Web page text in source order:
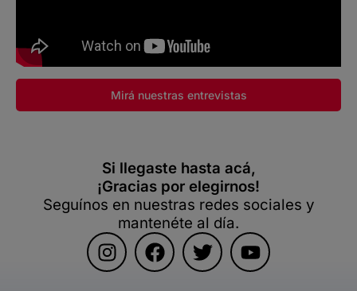
Mirá nuestras entrevistas
Si llegaste hasta acá,
¡Gracias por elegirnos!
Seguínos en nuestras redes sociales y
mantenéte al día.